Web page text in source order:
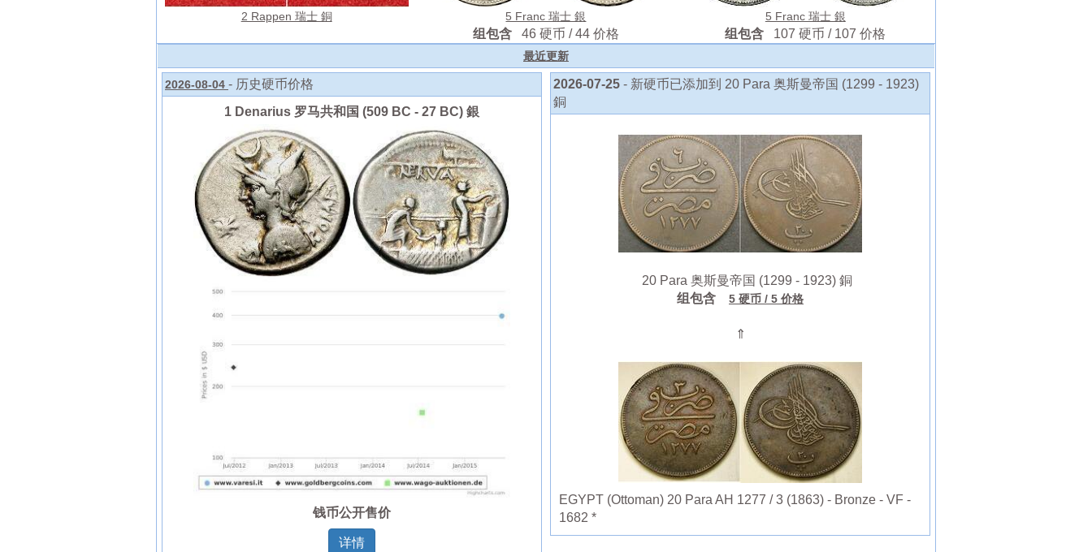
2 Rappen 瑞士 銅 5 Franc 瑞士 銀
组包含 46 硬币 / 44 价格
5 Franc 瑞士 銀
组包含 107 硬币 / 107 价格
最近更新
2026-08-04 - 历史硬币价格
1 Denarius 罗马共和国 (509 BC - 27 BC) 銀
钱币公开售价
详情
2026-07-25 - 新硬币已添加到 20 Para 奥斯曼帝国 (1299 - 1923)
銅
20 Para 奥斯曼帝国 (1299 - 1923) 銅
组包含
5 硬币 / 5 价格
⇑
EGYPT (Ottoman) 20 Para AH 1277 / 3 (1863) - Bronze - VF -
1682 *